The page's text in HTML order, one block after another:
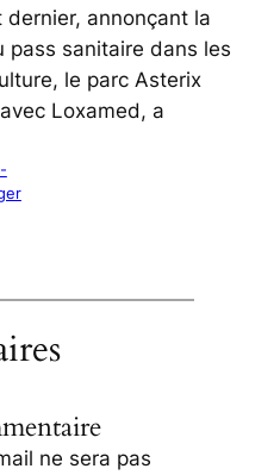
dernier, annonçant la
pass sanitaire dans les
le parc Asterix
Loxamed, a
ne sera pas